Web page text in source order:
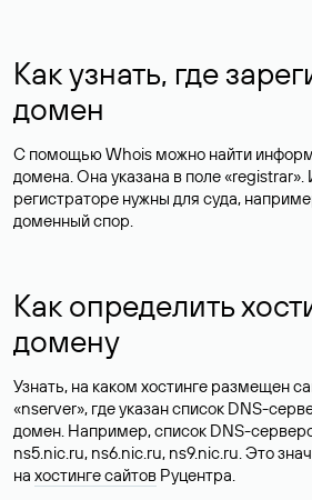
Как узнать, где
домен
С помощью Whois можно найти
домена. Она указана в поле «registrar».
регистраторе нужны для суда,
доменный спор.
Как определить
домену
Узнать, на каком хостинге размещен
«nserver», где указан список DNS-
домен. Например, список DNS-
ns5.nic.ru, ns6.nic.ru, ns9.nic.ru. Это
на хостинге сайтов Руцентра.